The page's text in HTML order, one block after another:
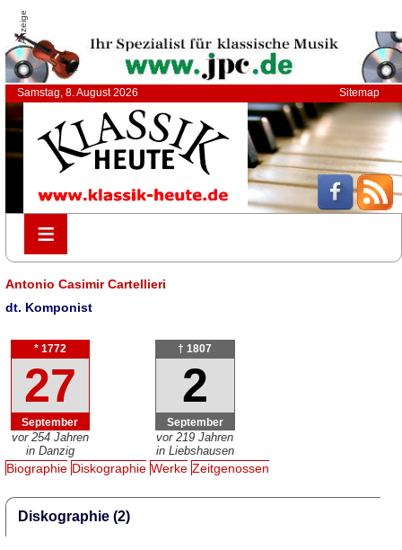
Anzeige
Samstag, 8. August 2026 Sitemap
≡
≡
Antonio Casimir Cartellieri
dt. Komponist
* 1772
27
September
vor 254 Jahren
in Danzig
† 1807
2
September
vor 219 Jahren
in Liebshausen
Biographie Diskographie Werke Zeitgenossen
Diskographie (2)